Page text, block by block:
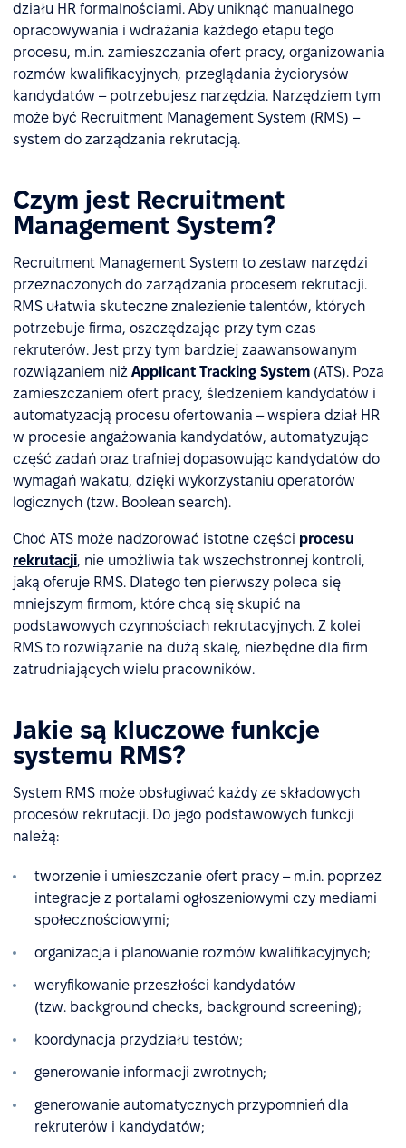
działu HR formalnościami. Aby uniknąć manualnego
opracowywania i wdrażania każdego etapu tego
procesu, m.in. zamieszczania ofert pracy, organizowania
rozmów kwalifikacyjnych, przeglądania życiorysów
kandydatów – potrzebujesz narzędzia. Narzędziem tym
może być Recruitment Management System (RMS) –
system do zarządzania rekrutacją.
Czym jest Recruitment
Management System?
Recruitment Management System to zestaw narzędzi
przeznaczonych do zarządzania procesem rekrutacji.
RMS ułatwia skuteczne znalezienie talentów, których
potrzebuje firma, oszczędzając przy tym czas
rekruterów. Jest przy tym bardziej zaawansowanym
rozwiązaniem niż Applicant Tracking System (ATS). Poza
zamieszczaniem ofert pracy, śledzeniem kandydatów i
automatyzacją procesu ofertowania – wspiera dział HR
w procesie angażowania kandydatów, automatyzując
część zadań oraz trafniej dopasowując kandydatów do
wymagań wakatu, dzięki wykorzystaniu operatorów
logicznych (tzw. Boolean search).
Choć ATS może nadzorować istotne części procesu
rekrutacji, nie umożliwia tak wszechstronnej kontroli,
jaką oferuje RMS. Dlatego ten pierwszy poleca się
mniejszym firmom, które chcą się skupić na
podstawowych czynnościach rekrutacyjnych. Z kolei
RMS to rozwiązanie na dużą skalę, niezbędne dla firm
zatrudniających wielu pracowników.
Jakie są kluczowe funkcje
systemu RMS?
System RMS może obsługiwać każdy ze składowych
procesów rekrutacji. Do jego podstawowych funkcji
należą:
tworzenie i umieszczanie ofert pracy – m.in. poprzez
integracje z portalami ogłoszeniowymi czy mediami
społecznościowymi;
organizacja i planowanie rozmów kwalifikacyjnych;
weryfikowanie przeszłości kandydatów
(tzw. background checks, background screening);
koordynacja przydziału testów;
generowanie informacji zwrotnych;
generowanie automatycznych przypomnień dla
rekruterów i kandydatów;